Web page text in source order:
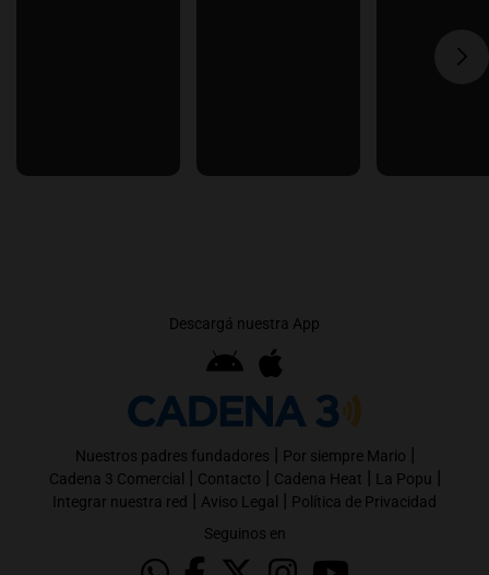
Descargá nuestra App
Nuestros padres fundadores | Por siempre Mario |
Cadena 3 Comercial | Contacto | Cadena Heat | La Popu |
Integrar nuestra red | Aviso Legal | Política de Privacidad
Seguinos en